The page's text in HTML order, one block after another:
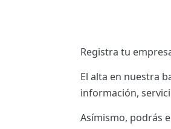
Registra tu
El alta en nuestra
información,
Asímismo, podrás